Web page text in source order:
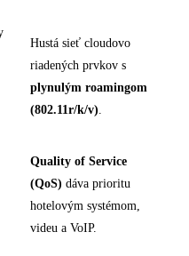
Hustá sieť cloudovo
riadených prvkov s
plynulým roamingom
(802.11r/k/v)
Quality of Service
(QoS) dáva prioritu
hotelovým systémom,
videu a VoIP.